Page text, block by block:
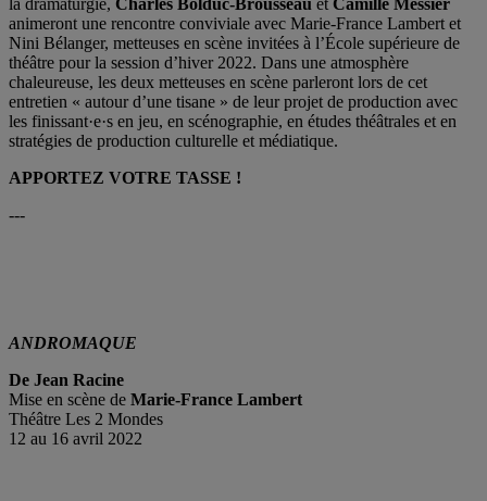
animeront une rencontre conviviale avec Marie-France Lambert et
Nini Bélanger, metteuses en scène invitées à l’École supérieure de
théâtre pour la session d’hiver 2022. Dans une atmosphère
chaleureuse, les deux metteuses en scène parleront lors de cet
entretien « autour d’une tisane » de leur projet de production avec
les finissant·e·s en jeu, en scénographie, en études théâtrales et en
stratégies de production culturelle et médiatique.
APPORTEZ VOTRE TASSE !
---
ANDROMAQUE
De Jean Racine
Mise en scène de Marie-France Lambert
Théâtre Les 2 Mondes
12 au 16 avril 2022